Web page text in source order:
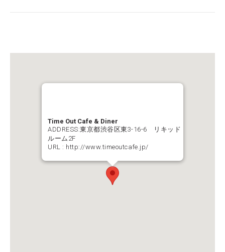
Time Out Cafe & Diner
ADDRESS:東京都渋谷区東3-16-6 リキッド
ルーム2F
URL : http://www.timeoutcafe.jp/